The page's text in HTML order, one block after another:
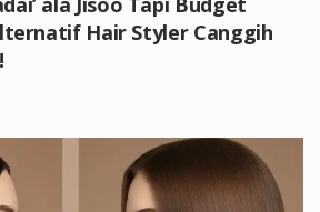
Hair Styler Canggih